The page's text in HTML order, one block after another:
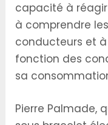
capacité à
à comprendre
conducteurs et
fonction des
sa
Pierre Palmade,